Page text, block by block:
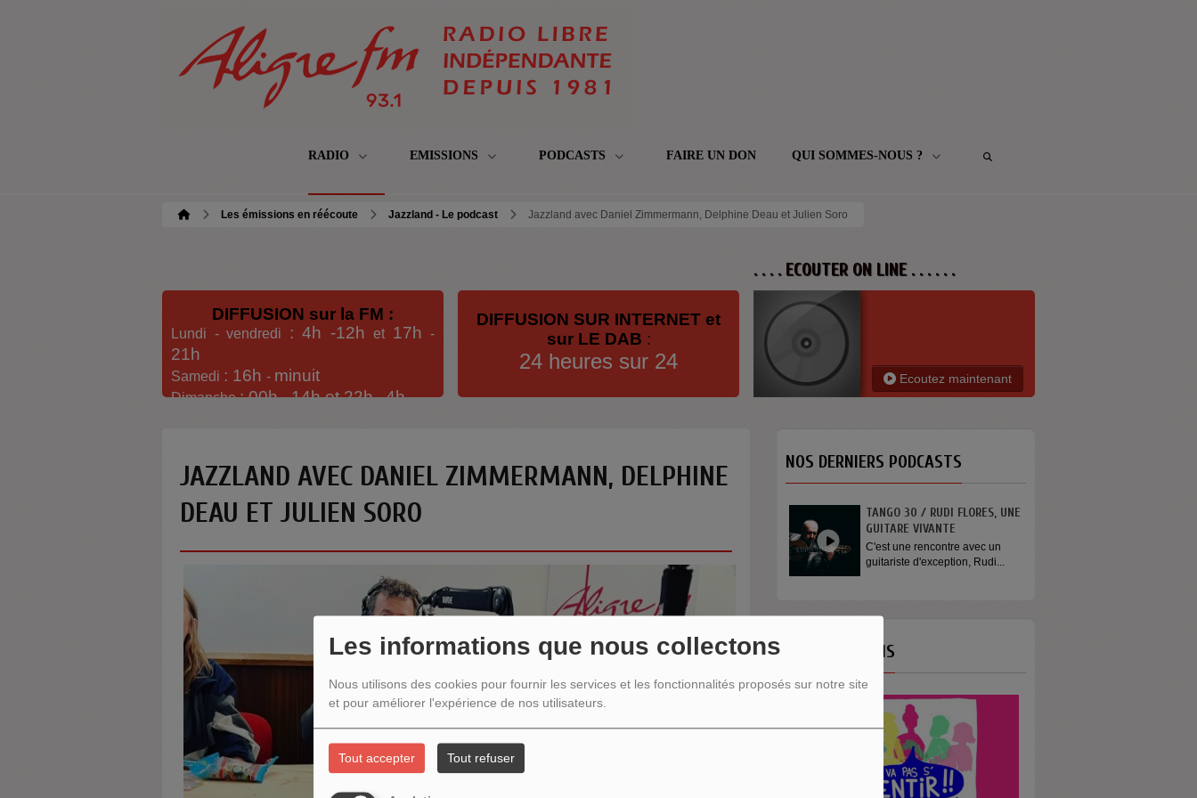
Les informations que nous collectons
Nous utilisons des cookies pour fournir les services et les fonctionnalités proposés sur notre site
et pour améliorer l'expérience de nos utilisateurs.
Tout accepter Tout refuser
RADIO EMISSIONS PODCASTS FAIRE UN DON QUI SOMMES-NOUS ?
Les émissions en réécoute Jazzland - Le podcast Jazzland avec Daniel Zimmermann, Delphine Deau et Julien Soro
DIFFUSION sur la FM :
Lundi - vendredi : 4h -12h et 17h -
21h
Samedi : 16h - minuit
Dimanche: 00h -14h et 22h-4h
DIFFUSION SUR INTERNET et
sur LE DAB :
24 heures sur 24
. . . . ECOUTER ON LINE . . . . . .
Ecoutez maintenant
JAZZLAND AVEC DANIEL ZIMMERMANN, DELPHINE
DEAU ET JULIEN SORO
NOS DERNIERS PODCASTS
TANGO 30 / RUDI FLORES, UNE
GUITARE VIVANTE
C'est une rencontre avec un
guitariste d'exception, Rudi...
NOS ÉMISSIONS